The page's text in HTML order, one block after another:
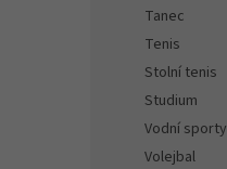
Tanec
Tenis
Stolní tenis
Studium
Vodní sporty
Volejbal